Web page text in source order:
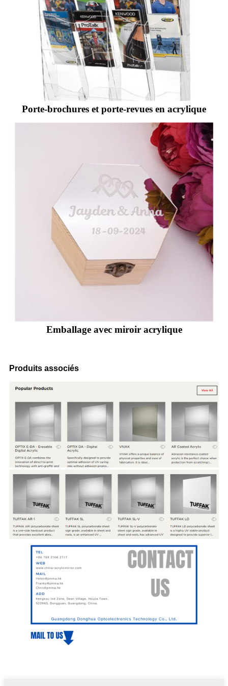
Porte-brochures et porte-revues en acrylique
Emballage avec miroir acrylique
Produits associés